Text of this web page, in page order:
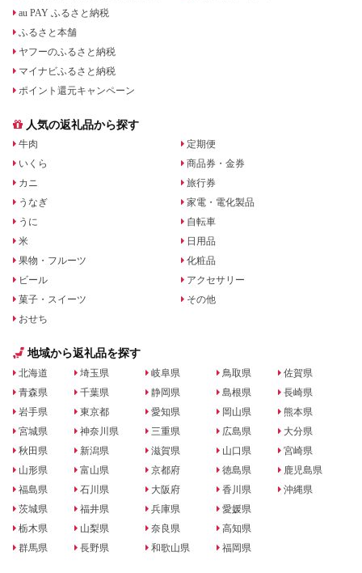
au PAY ふるさと納税
ふるさと本舗
ヤフーのふるさと納税
マイナビふるさと納税
ポイント還元キャンペーン
人気の返礼品から探す
牛肉
いくら
カニ
うなぎ
うに
米
果物・フルーツ
ビール
菓子・スイーツ
おせち
定期便
商品券・金券
旅行券
家電・電化製品
自転車
日用品
化粧品
アクセサリー
その他
地域から返礼品を探す
北海道
青森県
岩手県
宮城県
秋田県
山形県
福島県
茨城県
栃木県
群馬県
埼玉県
千葉県
東京都
神奈川県
新潟県
富山県
石川県
福井県
山梨県
長野県
岐阜県
静岡県
愛知県
三重県
滋賀県
京都府
大阪府
兵庫県
奈良県
和歌山県
鳥取県
島根県
岡山県
広島県
山口県
徳島県
香川県
愛媛県
高知県
福岡県
佐賀県
長崎県
熊本県
大分県
宮崎県
鹿児島県
沖縄県